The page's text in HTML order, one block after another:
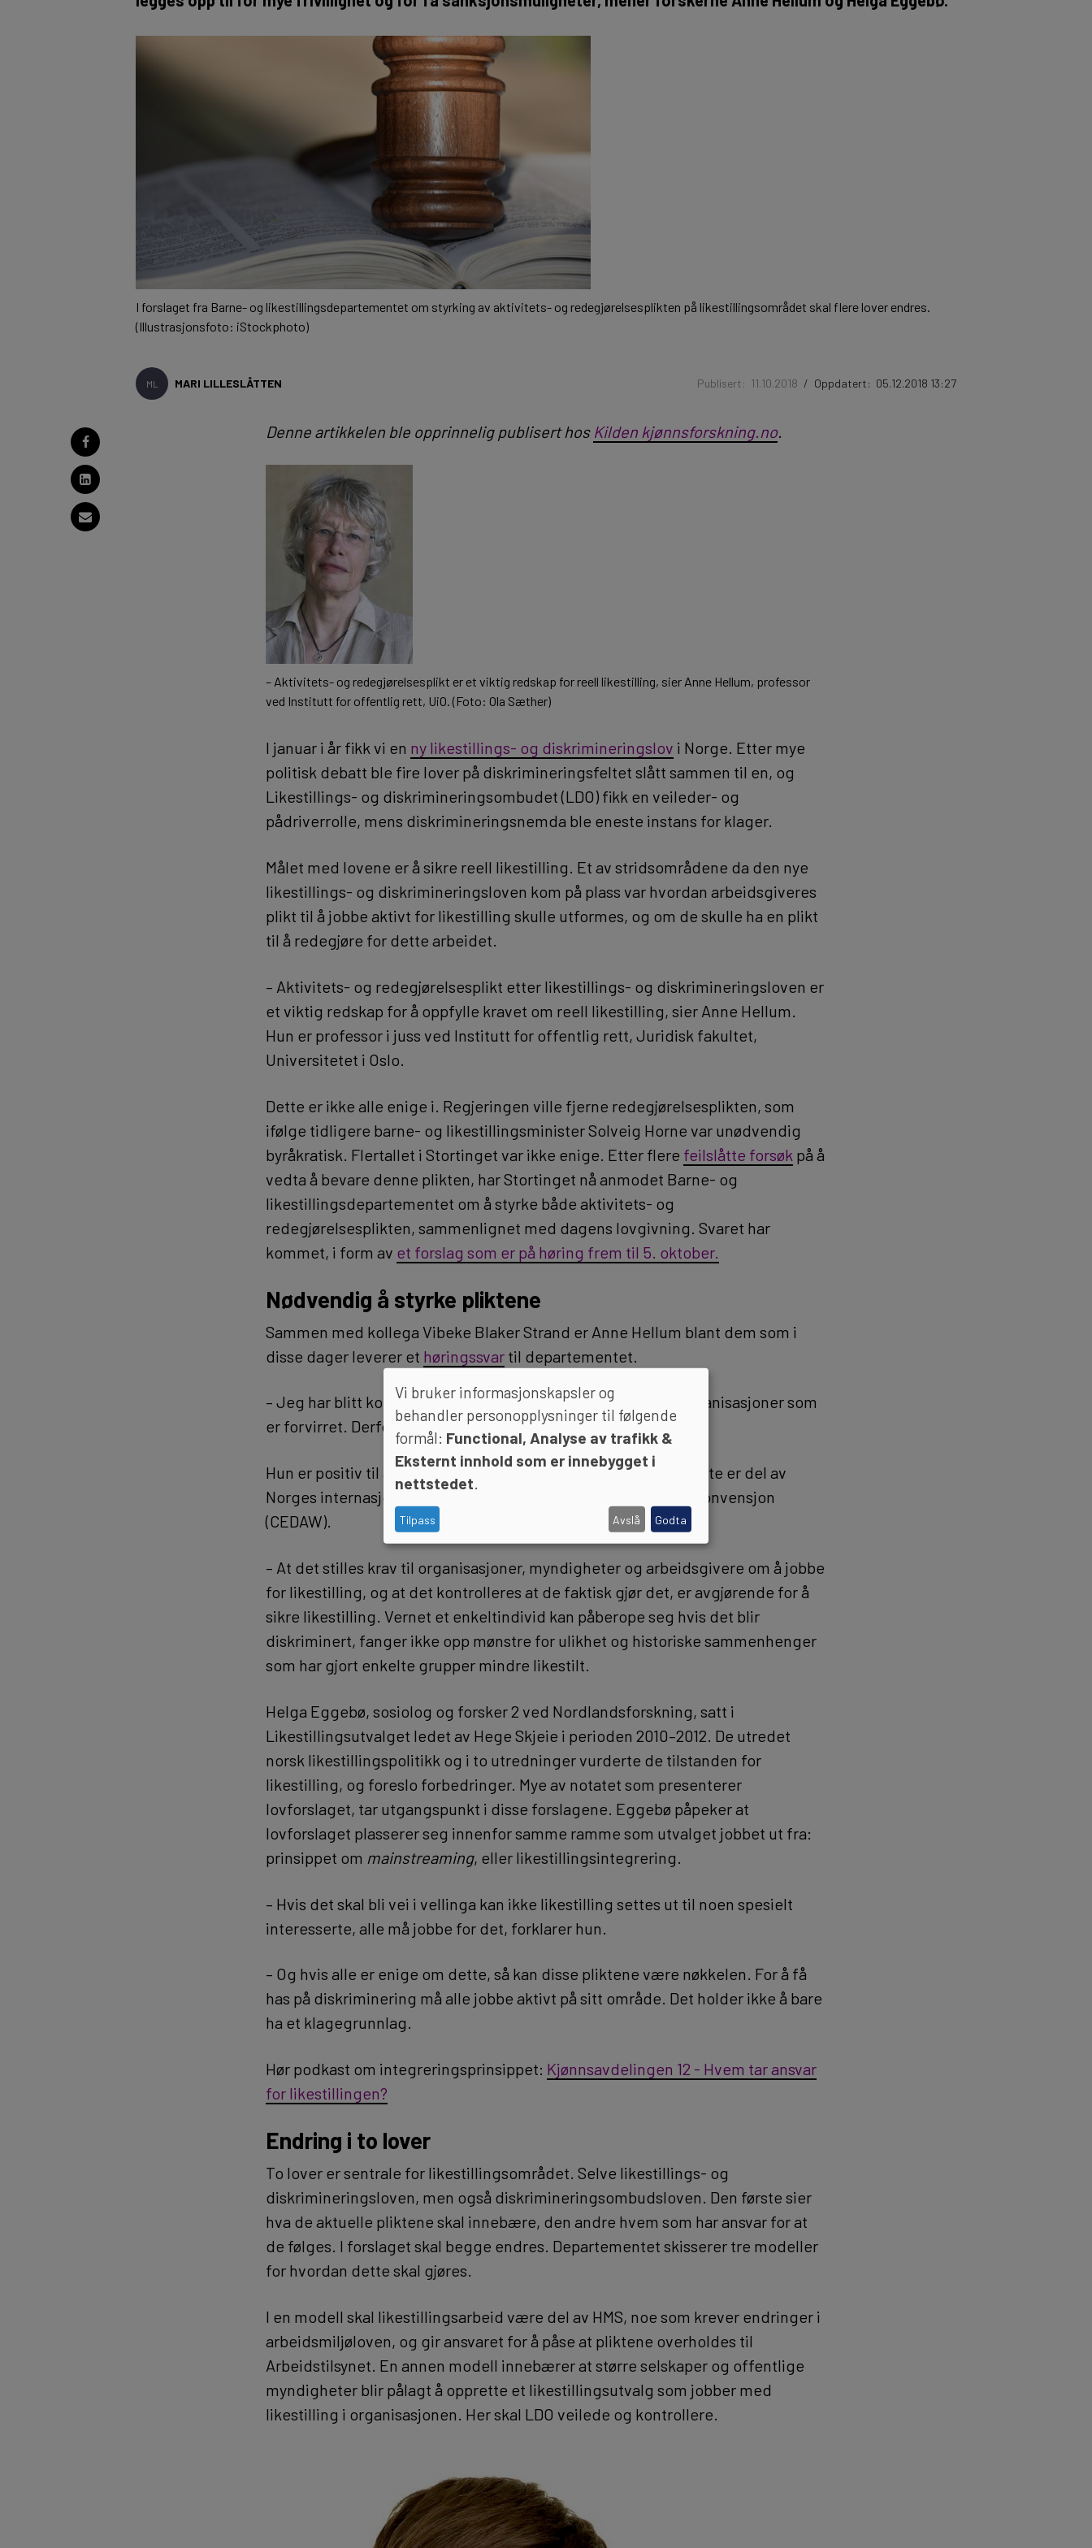
I forslaget fra Barne- og likestillingsdepartementet om styrking av aktivitets- og redegjørelsesplikten på likestillingsområdet skal flere lover endres.
(Illustrasjonsfoto: iStockphoto)
ML MARI LILLESLÅTTEN Publisert: 11.10.2018 / Oppdatert: 05.12.2018 13:27
Denne artikkelen ble opprinnelig publisert hos Kilden kjønnsforskning.no.
– Aktivitets- og redegjørelsesplikt er et viktig redskap for reell likestilling, sier Anne Hellum, professor
ved Institutt for offentlig rett, UiO. (Foto: Ola Sæther)
I januar i år fikk vi en ny likestillings- og diskrimineringslov i Norge. Etter mye
politisk debatt ble fire lover på diskrimineringsfeltet slått sammen til en, og
Likestillings- og diskrimineringsombudet (LDO) fikk en veileder- og
pådriverrolle, mens diskrimineringsnemda ble eneste instans for klager.
Målet med lovene er å sikre reell likestilling. Et av stridsområdene da den nye
likestillings- og diskrimineringsloven kom på plass var hvordan arbeidsgiveres
plikt til å jobbe aktivt for likestilling skulle utformes, og om de skulle ha en plikt
til å redegjøre for dette arbeidet.
– Aktivitets- og redegjørelsesplikt etter likestillings- og diskrimineringsloven er
et viktig redskap for å oppfylle kravet om reell likestilling, sier Anne Hellum.
Hun er professor i juss ved Institutt for offentlig rett, Juridisk fakultet,
Universitetet i Oslo.
Dette er ikke alle enige i. Regjeringen ville fjerne redegjørelsesplikten, som
ifølge tidligere barne- og likestillingsminister Solveig Horne var unødvendig
byråkratisk. Flertallet i Stortinget var ikke enige. Etter flere feilslåtte forsøk på å
vedta å bevare denne plikten, har Stortinget nå anmodet Barne- og
likestillingsdepartementet om å styrke både aktivitets- og
redegjørelsesplikten, sammenlignet med dagens lovgivning. Svaret har
kommet, i form av et forslag som er på høring frem til 5. oktober.
Nødvendig å styrke pliktene
Sammen med kollega Vibeke Blaker Strand er Anne Hellum blant dem som i
disse dager leverer et høringssvar til departementet.
– Jeg har blitt kontaktet av flere enkeltpersoner og mange organisasjoner som
er forvirret. Derfor har vi prioritert dette, sier hun.
Hun er positiv til at pliktene skal styrkes, og understreker at dette er del av
Norges internasjonale forpliktelser, blant annet til FNs kvinnekonvensjon
(CEDAW).
– At det stilles krav til organisasjoner, myndigheter og arbeidsgivere om å jobbe
for likestilling, og at det kontrolleres at de faktisk gjør det, er avgjørende for å
sikre likestilling. Vernet et enkeltindivid kan påberope seg hvis det blir
diskriminert, fanger ikke opp mønstre for ulikhet og historiske sammenhenger
som har gjort enkelte grupper mindre likestilt.
Helga Eggebø, sosiolog og forsker 2 ved Nordlandsforskning, satt i
Likestillingsutvalget ledet av Hege Skjeie i perioden 2010–2012. De utredet
norsk likestillingspolitikk og i to utredninger vurderte de tilstanden for
likestilling, og foreslo forbedringer. Mye av notatet som presenterer
lovforslaget, tar utgangspunkt i disse forslagene. Eggebø påpeker at
lovforslaget plasserer seg innenfor samme ramme som utvalget jobbet ut fra:
prinsippet om mainstreaming, eller likestillingsintegrering.
– Hvis det skal bli vei i vellinga kan ikke likestilling settes ut til noen spesielt
interesserte, alle må jobbe for det, forklarer hun.
– Og hvis alle er enige om dette, så kan disse pliktene være nøkkelen. For å få
has på diskriminering må alle jobbe aktivt på sitt område. Det holder ikke å bare
ha et klagegrunnlag.
Hør podkast om integreringsprinsippet: Kjønnsavdelingen 12 - Hvem tar ansvar
for likestillingen?
Endring i to lover
To lover er sentrale for likestillingsområdet. Selve likestillings- og
diskrimineringsloven, men også diskrimineringsombudsloven. Den første sier
hva de aktuelle pliktene skal innebære, den andre hvem som har ansvar for at
de følges. I forslaget skal begge endres. Departementet skisserer tre modeller
for hvordan dette skal gjøres.
I en modell skal likestillingsarbeid være del av HMS, noe som krever endringer i
arbeidsmiljøloven, og gir ansvaret for å påse at pliktene overholdes til
Arbeidstilsynet. En annen modell innebærer at større selskaper og offentlige
myndigheter blir pålagt å opprette et likestillingsutvalg som jobber med
likestilling i organisasjonen. Her skal LDO veilede og kontrollere.
Vi bruker informasjonskapsler og
behandler personopplysninger til følgende
formål: Functional, Analyse av trafikk &
Eksternt innhold som er innebygget i
nettstedet.
Tilpass Avslå Godta